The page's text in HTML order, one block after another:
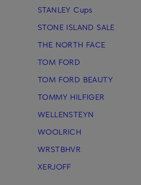
STANLEY Cups
STONE ISLAND SALE
THE NORTH FACE
TOM FORD
TOM FORD BEAUTY
TOMMY HILFIGER
WELLENSTEYN
WOOLRICH
WRSTBHVR
XERJOFF